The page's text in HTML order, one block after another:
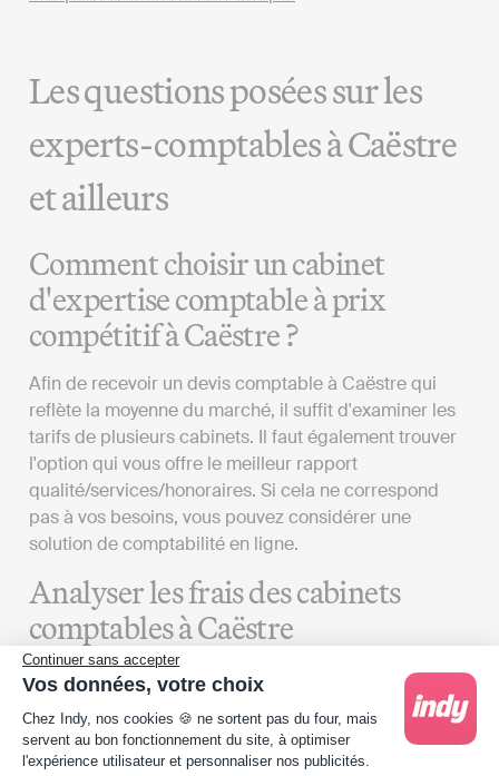
Continuer sans accepter
Vos données, votre choix
Plateforme de Gestion du Consentement :
Chez Indy, nos cookies 🍪 ne sortent pas du four, mais
servent au bon fonctionnement du site, à optimiser
l'expérience utilisateur et personnaliser nos publicités.
Les questions posées sur les
experts-comptables à Caëstre
et ailleurs
Comment choisir un cabinet
d'expertise comptable à prix
compétitif à Caëstre ?
Afin de recevoir un devis comptable à Caëstre qui
reflète la moyenne du marché, il suffit d'examiner les
tarifs de plusieurs cabinets. Il faut également trouver
l'option qui vous offre le meilleur rapport
qualité/services/honoraires. Si cela ne correspond
pas à vos besoins, vous pouvez considérer une
solution de comptabilité en ligne.
Analyser les frais des cabinets
comptables à Caëstre
Pour obtenir un devis d’expert-comptable qui
correspond à vos besoins à Caëstre, plusieurs
aspects doivent être considérés :